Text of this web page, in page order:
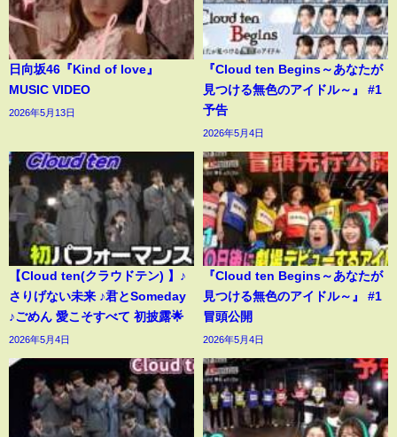
日向坂46『Kind of love』
MUSIC VIDEO
2026年5月13日
『Cloud ten Begins～あなたが
見つける無色のアイドル～』 #1
予告
2026年5月4日
【Cloud ten(クラウドテン) 】♪
さりげない未来 ♪君とSomeday
♪ごめん 愛こそすべて 初披露🌟
2026年5月4日
『Cloud ten Begins～あなたが
見つける無色のアイドル～』 #1
冒頭公開
2026年5月4日